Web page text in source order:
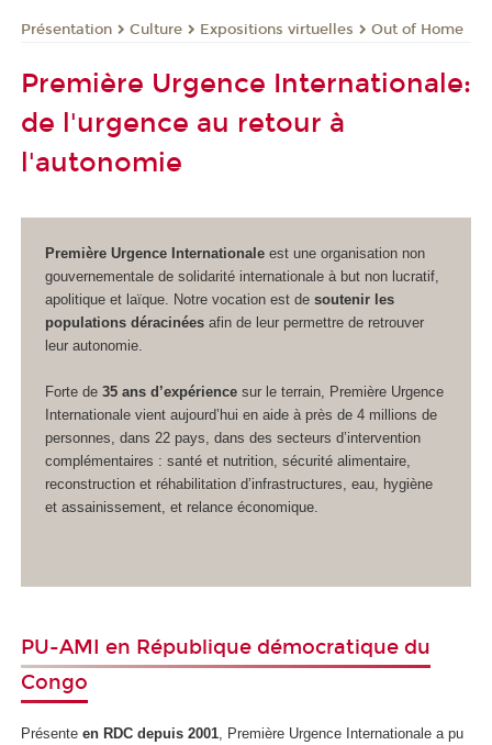
Présentation Culture Expositions virtuelles Out of Home
Première Urgence Internationale:
de l'urgence au retour à
l'autonomie
Première Urgence Internationale est une organisation non
gouvernementale de solidarité internationale à but non lucratif,
apolitique et laïque. Notre vocation est desoutenir les
populations déracinées afin de leur permettre de retrouver
leur autonomie.
Forte de 35 ans d’expériencesur le terrain, Première Urgence
Internationale vient aujourd’hui en aide à près de 4 millions de
personnes, dans 22 pays, dans des secteurs d’intervention
complémentaires : santé et nutrition, sécurité alimentaire,
reconstruction et réhabilitation d’infrastructures, eau, hygiène
et assainissement, et relance économique.
PU-AMI en République démocratique du
Congo
Présente en RDC depuis 2001 , Première Urgence Internationale a pu